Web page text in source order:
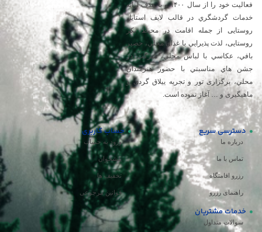
فعالیت خود را از سال ۱۴۰۰ و با هدف ارائه
خدمات گردشگري در قالب لایف استایل
روستایی از جمله اقامت در محیط بکر
روستایی، لذت پذيرايي با غذاي محلي، حصير
بافي، عكاسي با لباس محلي، شركت در
جشن هاي مناسبتي با حضور هنرمندان
محلي، برگزاری تور و تجربه ییلاق گردی و
ماهیگیری و … آغاز نموده است.
دسترسی سریع
درباره ما
تماس با ما
رزرو اقامتگاه
راهنمای رزرو
حساب کاربری
ورود به حساب
پیشخوان
تخفیف ها
قوانین مرجوعی
خدمات مشتریان
سوالات متداول